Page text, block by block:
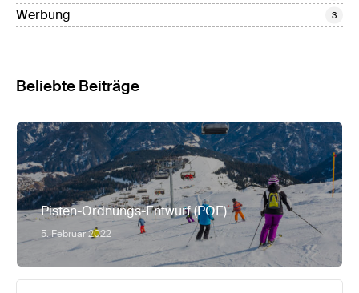
Werbung
3
Beliebte Beiträge
Pisten-Ordnungs-Entwurf (POE)
5. Februar 2022